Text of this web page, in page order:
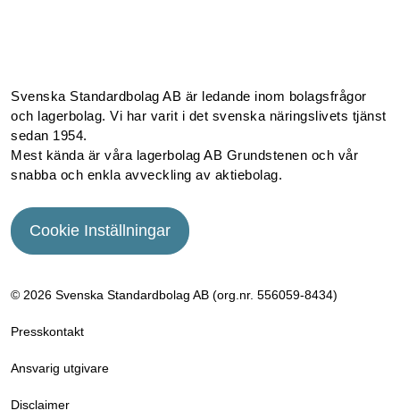
Svenska Standardbolag AB är ledande inom bolagsfrågor
och lagerbolag. Vi har varit i det svenska näringslivets tjänst
sedan 1954.
Mest kända är våra lagerbolag AB Grundstenen och vår
snabba och enkla avveckling av aktiebolag.
Cookie Inställningar
© 2026 Svenska Standardbolag AB (org.nr. 556059­-8434)
Presskontakt
Ansvarig utgivare
Disclaimer